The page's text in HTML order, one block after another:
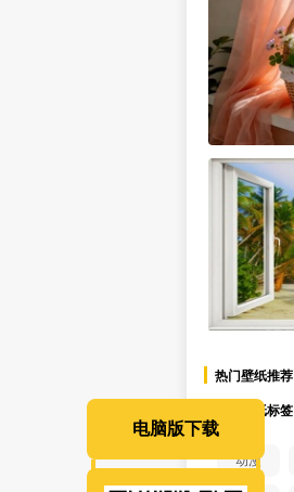
热门壁纸推荐
热门壁纸标签
动漫
电脑版下载